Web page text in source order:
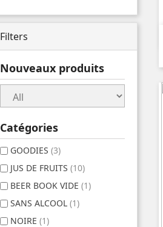
Filters
Nouveaux produits
Catégories
GOODIES (3)
JUS DE FRUITS (10)
BEER BOOK VIDE (1)
SANS ALCOOL (1)
NOIRE (1)